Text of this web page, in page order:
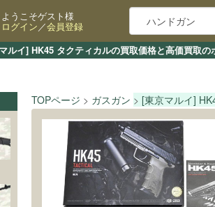
ルイ] HK45 タクティカルの買取価格と高価買取
ようこそゲスト様
ログイン／会員登録
TOPページ ガスガン [東京マルイ]